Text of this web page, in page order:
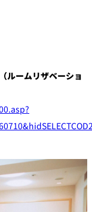
ームリザベーショ